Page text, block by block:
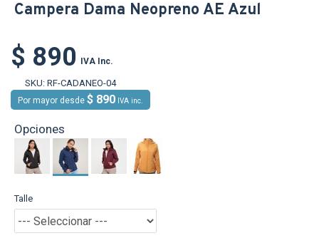
Campera Dama Neopreno AE Azul
$ 890 IVA Inc.
SKU: RF-CADANEO-04
Por mayor desde $ 890 IVA inc.
Opciones
Talle